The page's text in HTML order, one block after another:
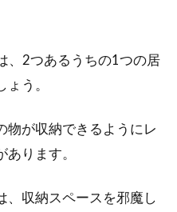
、2つあるうちの1つの居
う。
物が収納できるようにレ
ります。
、収納スペースを邪魔し